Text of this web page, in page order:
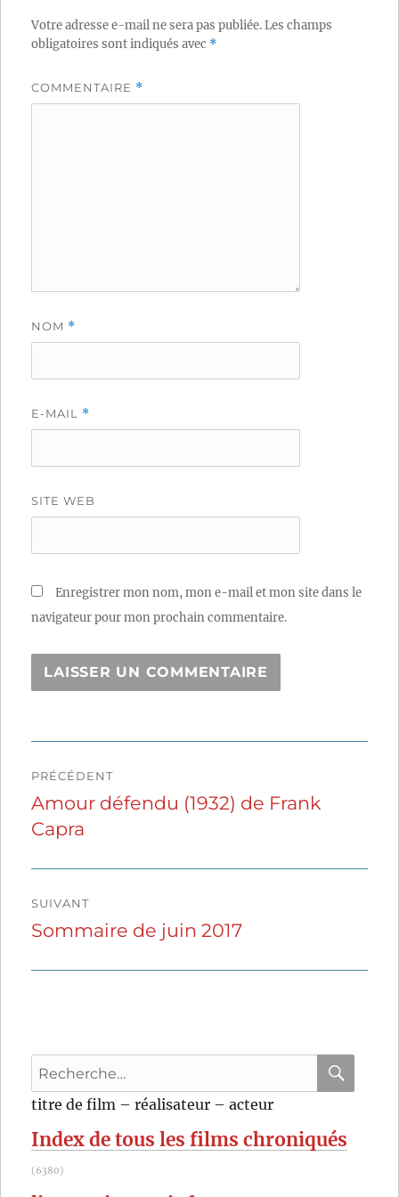
Votre adresse e-mail ne sera pas publiée.Les champs
obligatoires sont indiqués avec *
COMMENTAIRE *
NOM *
E-MAIL *
SITE WEB
Enregistrer mon nom, mon e-mail et mon site dans le
navigateur pour mon prochain commentaire.
de
l’article
PRÉCÉDENT
Publication
précédente :
Amour défendu (1932) de Frank
Capra
SUIVANT
Publication
Sommaire de juin 2017
Recherche
pour
:
titre de film – réalisateur – acteur
Index de tous les films chroniqués
(6380)